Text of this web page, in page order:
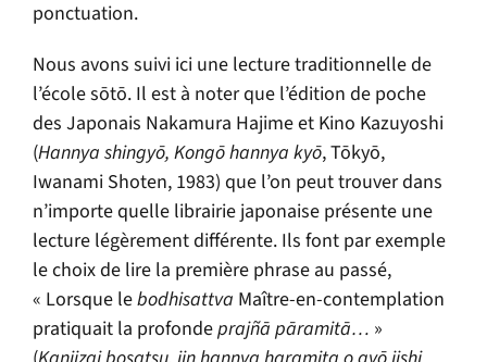
ponctuation.
Nous avons suivi ici une lecture traditionnelle de
l’école sōtō. Il est à noter que l’édition de poche
des Japonais Nakamura Hajime et Kino Kazuyoshi
(Hannya shingyō, Kongōhannya kyō, Tōkyō,
Iwanami Shoten, 1983) que l’on peut trouver dans
n’importe quelle librairie japonaise présente une
lecture légèrement différente. Ils font par exemple
le choix de lire la première phrase au passé,
« Lorsque lebodhisattva Maître-en-contemplation
pratiquait la profondeprajñā pāramitā… »